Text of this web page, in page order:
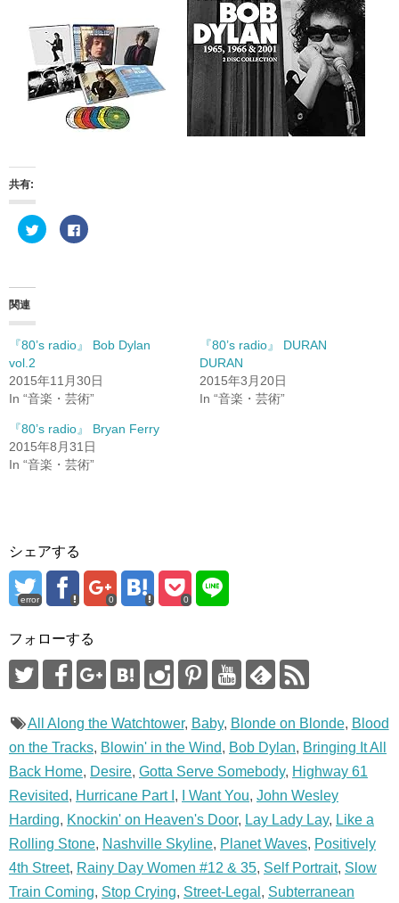
共有:
ク
リ
e
r
共
有
(
新
い
ウ
ィ
ン
ド
)
F
a
は
ク
リ
ッ
て
く
だ
さ
ド
ウ
で
開
き
す
)
関連
『80’s radio』 Bob Dylan
vol.2
2015年11月30日
In “音楽・芸術”
『80’s radio』 DURAN
DURAN
2015年3月20日
In “音楽・芸術”
『80’s radio』 Bryan Ferry
2015年8月31日
In “音楽・芸術”
シェアする
error 0 0
フォローする
All Along the Watchtower, Baby, Blonde on Blonde, Blood
on the Tracks, Blowin' in the Wind, Bob Dylan, Bringing It All
Back Home, Desire, Gotta Serve Somebody, Highway 61
Revisited, Hurricane Part I , I Want You, John Wesley
Harding, Knockin' on Heaven's Door, Lay Lady Lay, Like a
Rolling Stone, Nashville Skyline, Planet Waves, Positively
4th Street, Rainy Day Women #12 & 35, Self Portrait, Slow
Train Coming, Stop Crying, Street-Legal , Subterranean